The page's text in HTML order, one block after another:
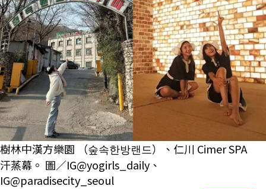
樹林中漢方樂園 （숲속한방랜드）、仁川 Cimer SPA
汗蒸幕。 圖／IG@yogirls_daily、
IG@paradisecity_seoul